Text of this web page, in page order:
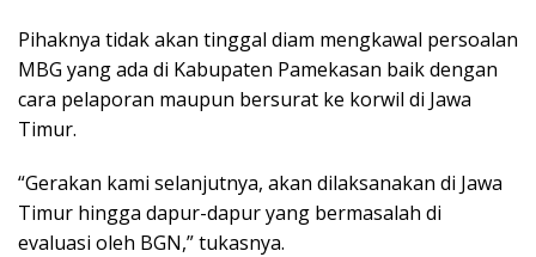
Pihaknya tidak akan tinggal diam mengkawal persoalan
MBG yang ada di Kabupaten Pamekasan baik dengan
cara pelaporan maupun bersurat ke korwil di Jawa
Timur.
“Gerakan kami selanjutnya, akan dilaksanakan di Jawa
Timur hingga dapur-dapur yang bermasalah di
evaluasi oleh BGN,” tukasnya.